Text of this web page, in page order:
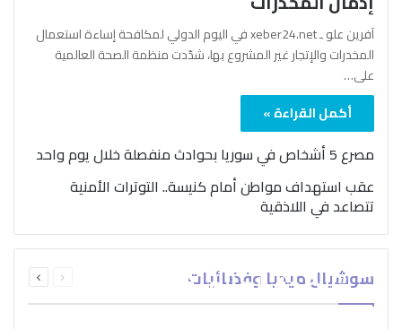
آفرين علو ـ xeber24.net في اليوم الدولي لمكافحة إساءة استعمال
المخدرات والإتجار غير المشروع بها، شدّدت منظمة الصحة العالمية
على…
أكمل القراءة »
مصرع 5 أشخاص في سوريا بحوادث منفصلة خلال يوم واحد
عقب استهداف مواطن أمام كنيسة.. التوترات الأمنية
تتصاعد في اللاذقية
سوشيال ميديا وفضائيات الصفحةالصفحة
بمناسبة اليوم الدولي..
“الصحة العالمية” تؤكد
ضرورة اتباع نهج متكامل